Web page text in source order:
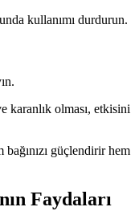
kullanımı durdurun.
karanlık olması, etkisini
güçlendirir hem
Faydaları